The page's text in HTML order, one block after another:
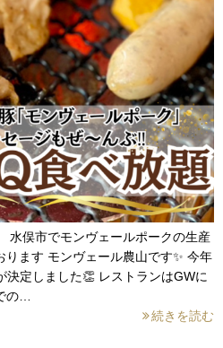
水俣市でモンヴェールポークの生産
ります モンヴェール農山です✨ 今年
決定しました👏 レストランはGWに
の…
続きを読む